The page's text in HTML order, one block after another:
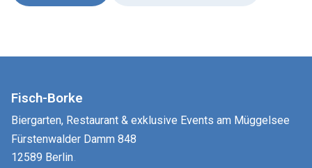
Fisch-Borke
Biergarten, Restaurant & exklusive Events am Müggelsee
Fürstenwalder Damm 848
12589 Berlin